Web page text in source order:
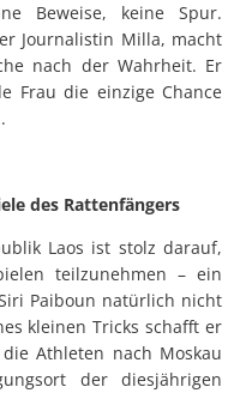
Beweise, keine Spur.
Journalistin Milla, macht
nach der Wahrheit. Er
Frau die einzige Chance
des Rattenfängers
Laos ist stolz darauf,
teilzunehmen – ein
Paiboun natürlich nicht
kleinen Tricks schafft er
Athleten nach Moskau
der diesjährigen